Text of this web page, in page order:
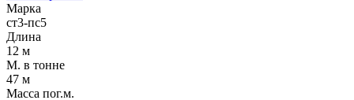
Марка
ст3-пс5
Длина
12 м
М. в тонне
47 м
Масса пог.м.